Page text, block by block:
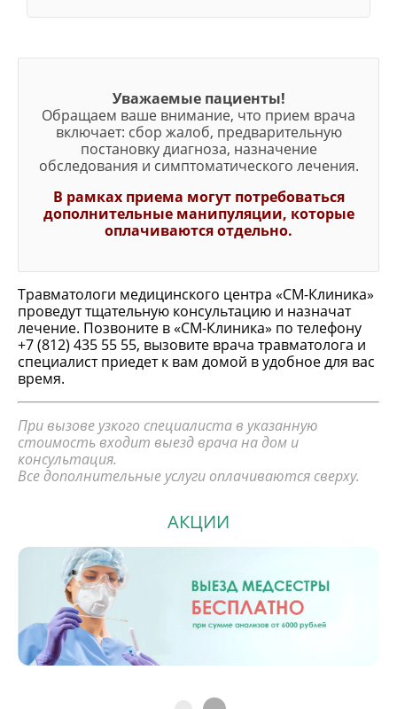
Уважаемые пациенты!
Обращаем ваше внимание, что прием врача
включает: сбор жалоб, предварительную
постановку диагноза, назначение
обследования и симптоматического лечения.
В рамках приема могут потребоваться
дополнительные манипуляции, которые
оплачиваются отдельно.
Травматологи медицинского центра «СМ-Клиника»
проведут тщательную консультацию и назначат
лечение. Позвоните в «СМ-Клиника» по телефону
+7 (812) 435 55 55, вызовите врача травматолога и
специалист приедет к вам домой в удобное для вас
время.
При вызове узкого специалиста в указанную
стоимость входит выезд врача на дом и
консультация.
Все дополнительные услуги оплачиваются сверху.
АКЦИИ